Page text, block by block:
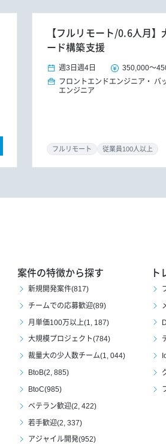
【フルリモート/0.6人月
ード構築支援
週3日 週4日 350,000～
フロントエンドエンジニア
バ
エンジニア
フルリモート 従業員100人以上
案件の特徴から探す
新規開発案件(817)
チームでの応募歓迎(89)
月単価100万以上(1, 187)
大規模プロジェクト(784)
裁量大の少人数チーム(1, 044)
BtoB(2, 885)
BtoC(985)
ベテラン歓迎(2, 422)
若手歓迎(2, 337)
アジャイル開発(952)
ト